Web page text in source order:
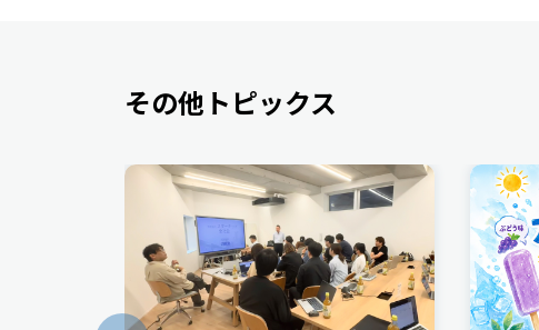
その他トピックス